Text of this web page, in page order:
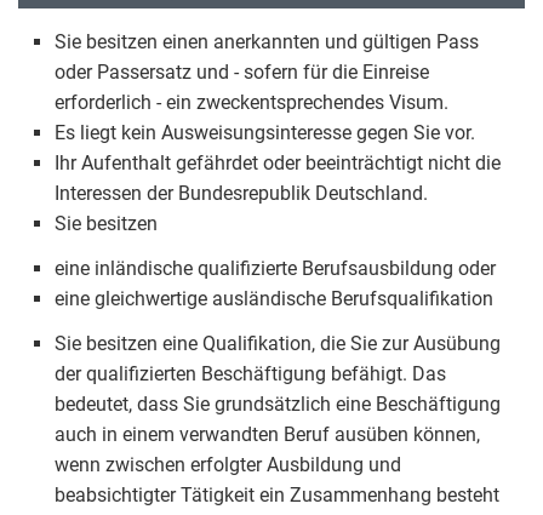
Sie besitzen einen anerkannten und gültigen Pass
oder Passersatz und - sofern für die Einreise
erforderlich - ein zweckentsprechendes Visum.
Es liegt kein Ausweisungsinteresse gegen Sie vor.
Ihr Aufenthalt gefährdet oder beeinträchtigt nicht die
Interessen der Bundesrepublik Deutschland.
Sie besitzen
eine inländische qualifizierte Berufsausbildung oder
eine gleichwertige ausländische Berufsqualifikation
Sie besitzen eine Qualifikation, die Sie zur Ausübung
der qualifizierten Beschäftigung befähigt. Das
bedeutet, dass Sie grundsätzlich eine Beschäftigung
auch in einem verwandten Beruf ausüben können,
wenn zwischen erfolgter Ausbildung und
beabsichtigter Tätigkeit ein Zusammenhang besteht